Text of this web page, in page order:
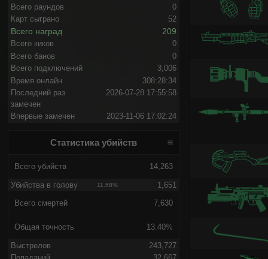
Всего раундов
0
Карт сыграно
52
Всего наград 209
Всего киков
0
Всего банов
0
Всего подключений
3,006
Время онлайн
308:28:34
Последний раз
замечен
2026-07-28 17:55:58
Впервые замечен 2023-11-06 17:02:24
Статистика убийств
Всего убийств 14,263
Убийства в голову 11.58% 1,651
Всего смертей 7,630
Общая точность 13.40%
Выстрелов
243,727